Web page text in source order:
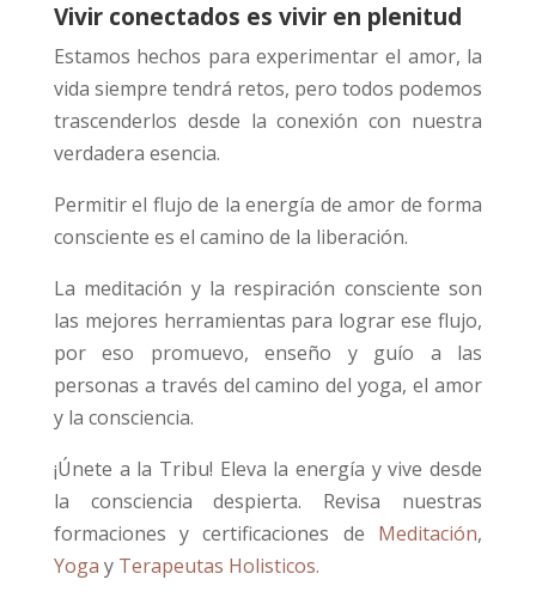
Vivir conectados es vivir en plenitud
Estamos hechos para experimentar el amor, la
vida siempre tendrá retos, pero todos podemos
trascenderlos desde la conexión con nuestra
verdadera esencia.
Permitir el flujo de la energía de amor de forma
consciente es el camino de la liberación.
La meditación y la respiración consciente son
las mejores herramientas para lograr ese flujo,
por eso promuevo, enseño y guío a las
personas a través del camino del yoga, el amor
y la consciencia.
¡Únete a la Tribu! Eleva la energía y vive desde
la consciencia despierta. Revisa nuestras
formaciones y certificaciones de Meditación,
Yoga y Terapeutas Holisticos.